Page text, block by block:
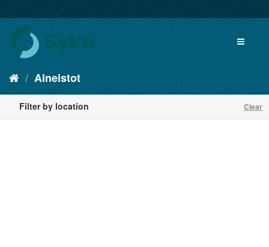
Aineistot
Filter by location Clear